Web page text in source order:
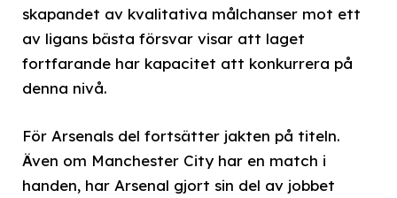
skapandet av kvalitativa målchanser mot ett
av ligans bästa försvar visar att laget
fortfarande har kapacitet att konkurrera på
denna nivå.
För Arsenals del fortsätter jakten på titeln.
Även om Manchester City har en match i
handen, har Arsenal gjort sin del av jobbet